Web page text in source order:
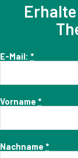
E-Mail: *
Vorname *
Nachname *